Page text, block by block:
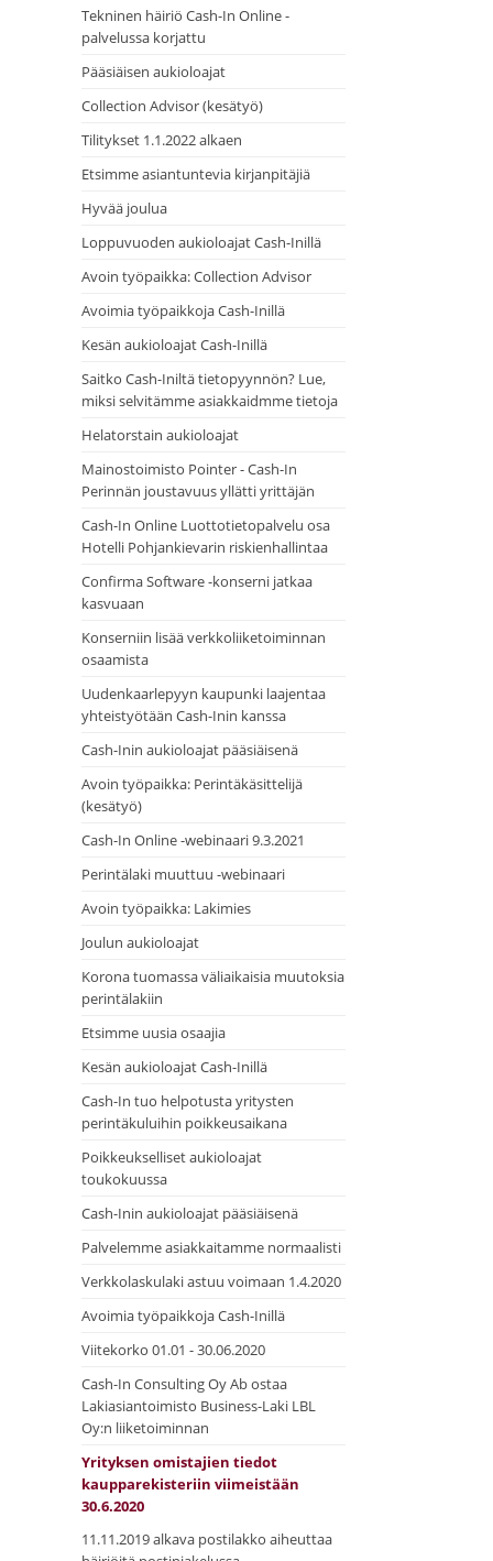
Tekninen häiriö Cash-In Online -
palvelussa korjattu
Pääsiäisen aukioloajat
Collection Advisor (kesätyö)
Tilitykset 1.1.2022 alkaen
Etsimme asiantuntevia kirjanpitäjiä
Hyvää joulua
Loppuvuoden aukioloajat Cash-Inillä
Avoin työpaikka: Collection Advisor
Avoimia työpaikkoja Cash-Inillä
Kesän aukioloajat Cash-Inillä
Saitko Cash-Iniltä tietopyynnön? Lue,
miksi selvitämme asiakkaidmme tietoja
Helatorstain aukioloajat
Mainostoimisto Pointer - Cash-In
Perinnän joustavuus yllätti yrittäjän
Cash-In Online Luottotietopalvelu osa
Hotelli Pohjankievarin riskienhallintaa
Confirma Software -konserni jatkaa
kasvuaan
Konserniin lisää verkkoliiketoiminnan
osaamista
Uudenkaarlepyyn kaupunki laajentaa
yhteistyötään Cash-Inin kanssa
Cash-Inin aukioloajat pääsiäisenä
Avoin työpaikka: Perintäkäsittelijä
(kesätyö)
Cash-In Online -webinaari 9.3.2021
Perintälaki muuttuu -webinaari
Avoin työpaikka: Lakimies
Joulun aukioloajat
Korona tuomassa väliaikaisia muutoksia
perintälakiin
Etsimme uusia osaajia
Kesän aukioloajat Cash-Inillä
Cash-In tuo helpotusta yritysten
perintäkuluihin poikkeusaikana
Poikkeukselliset aukioloajat
toukokuussa
Cash-Inin aukioloajat pääsiäisenä
Palvelemme asiakkaitamme normaalisti
Verkkolaskulaki astuu voimaan 1.4.2020
Avoimia työpaikkoja Cash-Inillä
Viitekorko 01.01 - 30.06.2020
Cash-In Consulting Oy Ab ostaa
Lakiasiantoimisto Business-Laki LBL
Oy:n liiketoiminnan
Yrityksen omistajien tiedot
kaupparekisteriin viimeistään
30.6.2020
11.11.2019 alkava postilakko aiheuttaa